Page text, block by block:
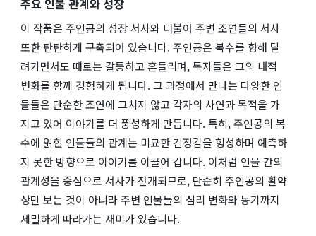
이 작품은 주인공의 성장 서사와 더불어 주변 조연들의 서사
또한 탄탄하게 구축되어 있습니다. 주인공은 복수를 향해 달
려가면서도 때로는 갈등하고 흔들리며, 독자들은 그의 내적
변화를 함께 경험하게 됩니다. 그 과정에서 만나는 다양한 인
물들은 단순한 조연에 그치지 않고 각자의 사연과 목적을 가
지고 있어 이야기를 더 풍성하게 만듭니다. 특히, 주인공의 복
수에 얽힌 인물들의 관계는 미묘한 긴장감을 형성하며 예측하
지 못한 방향으로 이야기를 이끌어 갑니다. 이처럼 인물 간의
관계성을 중심으로 서사가 전개되므로, 단순히 주인공의 활약
상만 보는 것이 아니라 주변 인물들의 심리 변화와 동기까지
세밀하게 따라가는 재미가 있습니다.